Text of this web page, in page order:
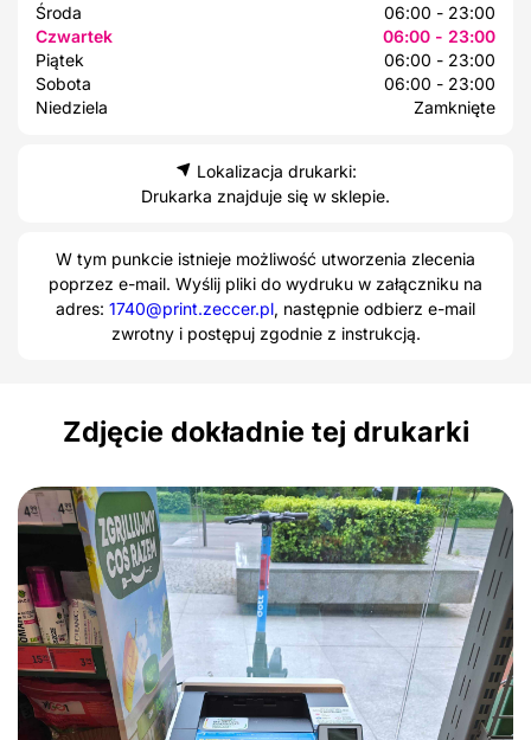
Środa
06:00 - 23:00
Czwartek
06:00 - 23:00
Piątek
06:00 - 23:00
Sobota
06:00 - 23:00
Niedziela
Zamknięte
Lokalizacja drukarki:
Drukarka znajduje się w sklepie.
W tym punkcie istnieje możliwość utworzenia zlecenia
poprzez e-mail. Wyślij pliki do wydruku w załączniku na
adres: 1740@print.zeccer.pl, następnie odbierz e-mail
zwrotny i postępuj zgodnie z instrukcją.
Zdjęcie dokładnie tej drukarki